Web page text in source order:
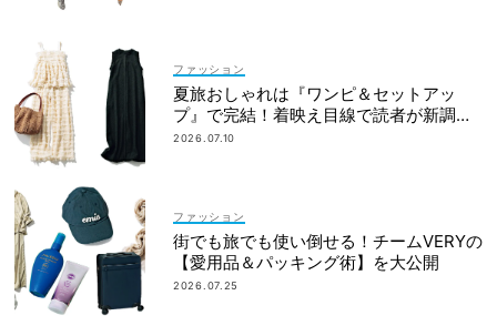
ファッション
夏旅おしゃれは『ワンピ＆セットアッ
プ』で完結！着映え目線で読者が新調し
たのは？
2026.07.10
ファッション
街でも旅でも使い倒せる！チームVERYの
【愛用品＆パッキング術】を大公開
2026.07.25